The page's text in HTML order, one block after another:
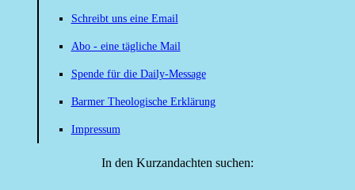
Schreibt uns eine Email
Abo - eine tägliche Mail
Spende für die Daily-Message
Barmer Theologische Erklärung
Impressum
In den Kurzandachten suchen: